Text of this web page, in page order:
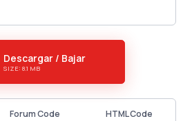
Descargar / Bajar
SIZE: 8.1 MB
Forum Code HTML Code